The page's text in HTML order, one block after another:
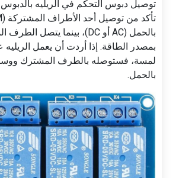
بمصدر الطاقة. إذا أردت أن يعمل الريليه
بالحمل.